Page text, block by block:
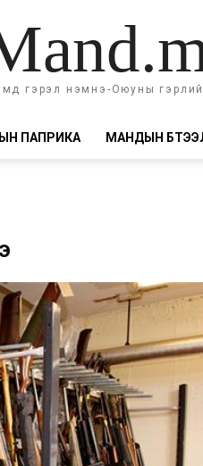
гэрэл нэмнэ-Оюуны
ПАПРИКА МАНДЫН